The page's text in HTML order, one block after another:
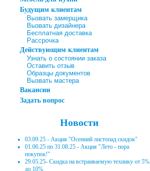
Будущим клиентам
Вызвать замерщика
Вызвать дизайнера
Бесплатная доставка
Рассрочка
Действующим клиентам
Узнать о состоянии заказа
Оставить отзыв
Образцы документов
Вызвать мастера
Вакансии
Задать вопрос
Новости
03.09.25 - Акция "Осенний листопад скидок"
01.06.25 по 31.08.25 - Акция "Лето - пора
покупок!"
29.05.25- Скидка на встраиваемую технику от 5%
до 10%